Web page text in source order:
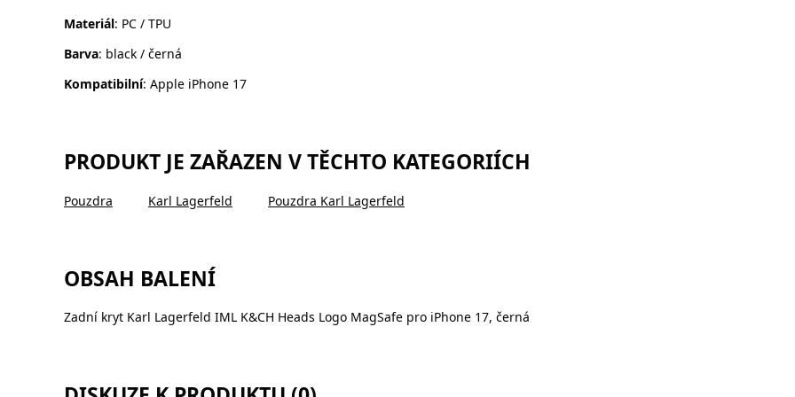
Materiál: PC / TPU
Barva: black / černá
Kompatibilní: Apple iPhone 17
PRODUKT JE ZAŘAZEN V TĚCHTO KATEGORIÍCH
Pouzdra Karl Lagerfeld Pouzdra Karl Lagerfeld
OBSAH BALENÍ
Zadní kryt Karl Lagerfeld IML K&CH Heads Logo MagSafe pro iPhone 17, černá